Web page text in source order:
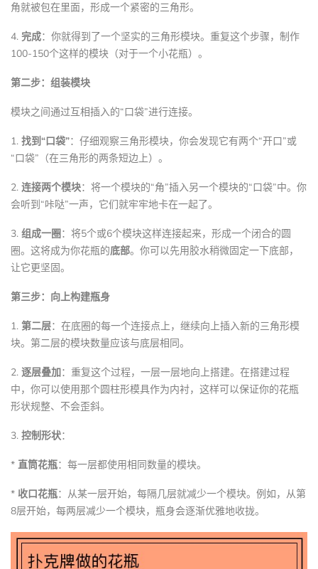
角就被包在里面，形成一个紧密的三角形。
4. 完成：你就得到了一个坚实的三角形模块。重复这个步骤，制作
100-150个这样的模块（对于一个小花瓶）。
第二步：组装模块
模块之间通过互相插入的“口袋”进行连接。
1. 找到“口袋”：仔细观察三角形模块，你会发现它有两个“开口”或
“口袋”（在三角形的两条短边上）。
2. 连接两个模块：将一个模块的“角”插入另一个模块的“口袋”中。你
会听到“咔哒”一声，它们就牢牢地卡在一起了。
3. 组成一圈：将5个或6个模块这样连接起来，形成一个闭合的圆
圈。这将成为你花瓶的底部。你可以先用胶水稍微固定一下底部，
让它更坚固。
第三步：向上构建瓶身
1. 第二层：在底圈的每一个连接点上，继续向上插入新的三角形模
块。第二层的模块数量应该与底层相同。
2. 逐层叠加：重复这个过程，一层一层地向上搭建。在搭建过程
中，你可以使用那个圆柱形模具作为内衬，这样可以保证你的花瓶
形状规整、不会歪斜。
3. 控制形状：
* 直筒花瓶：每一层都使用相同数量的模块。
* 收口花瓶：从某一层开始，每隔几层就减少一个模块。例如，从第
8层开始，每两层减少一个模块，瓶身会逐渐优雅地收拢。